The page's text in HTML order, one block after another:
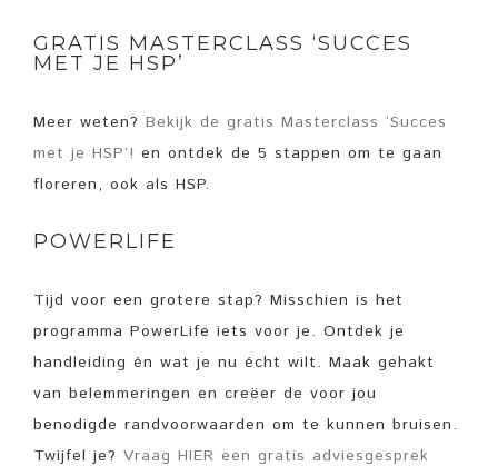
GRATIS MASTERCLASS ‘SUCCES
MET JE HSP’
Meer weten? Bekijk de gratis Masterclass ‘Succes
met je HSP’! en ontdek de 5 stappen om te gaan
floreren, ook als HSP.
POWERLIFE
Tijd voor een grotere stap? Misschien is het
programma PowerLife iets voor je. Ontdek je
handleiding én wat je nu écht wilt. Maak gehakt
van belemmeringen en creëer de voor jou
benodigde randvoorwaarden om te kunnen bruisen.
Twijfel je? Vraag HIER een gratis adviesgesprek